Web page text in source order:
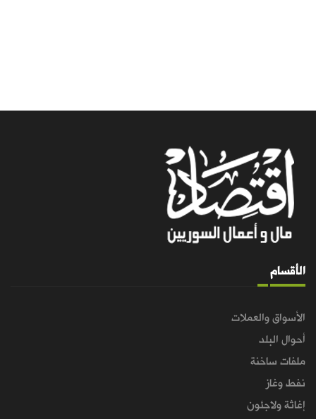
الأقسام
الأسواق والعملات
أحوال البلد
ملفات ساخنة
نفط وغاز
إغاثة ولاجئون